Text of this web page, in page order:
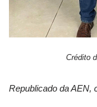
Crédito
Republicado da AEN,